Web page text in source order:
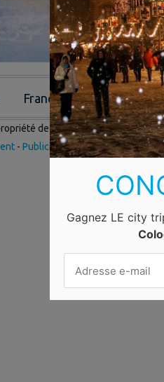
France Luxembourg
deInternet Ventures. Site
- Publicité-Contact-Newsletter
Gagnez LE city